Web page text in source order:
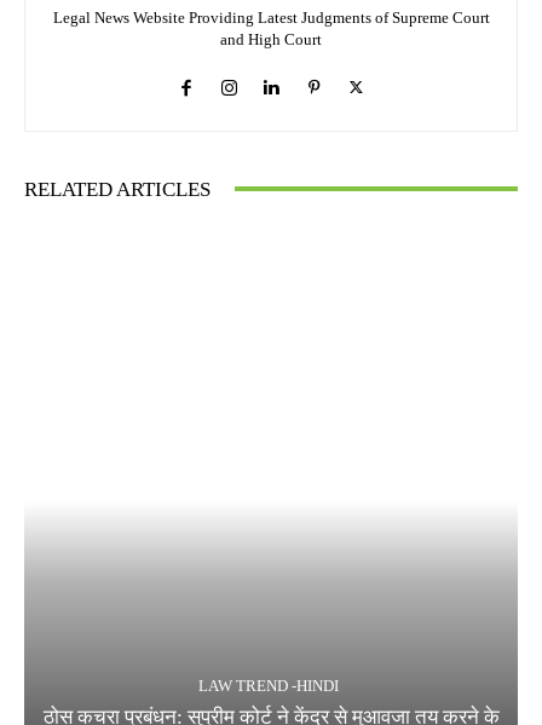
Legal News Website Providing Latest Judgments of Supreme Court
and High Court
RELATED ARTICLES
LAW TREND -HINDI
ठोस कचरा प्रबंधन: सुप्रीम कोर्ट ने केंद्र से मुआवजा तय करने के